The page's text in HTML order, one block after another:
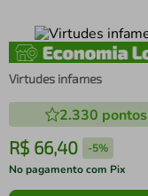
Virtudes infames
2.330 pontos
R$ 66,40 -5%
No pagamento com Pix